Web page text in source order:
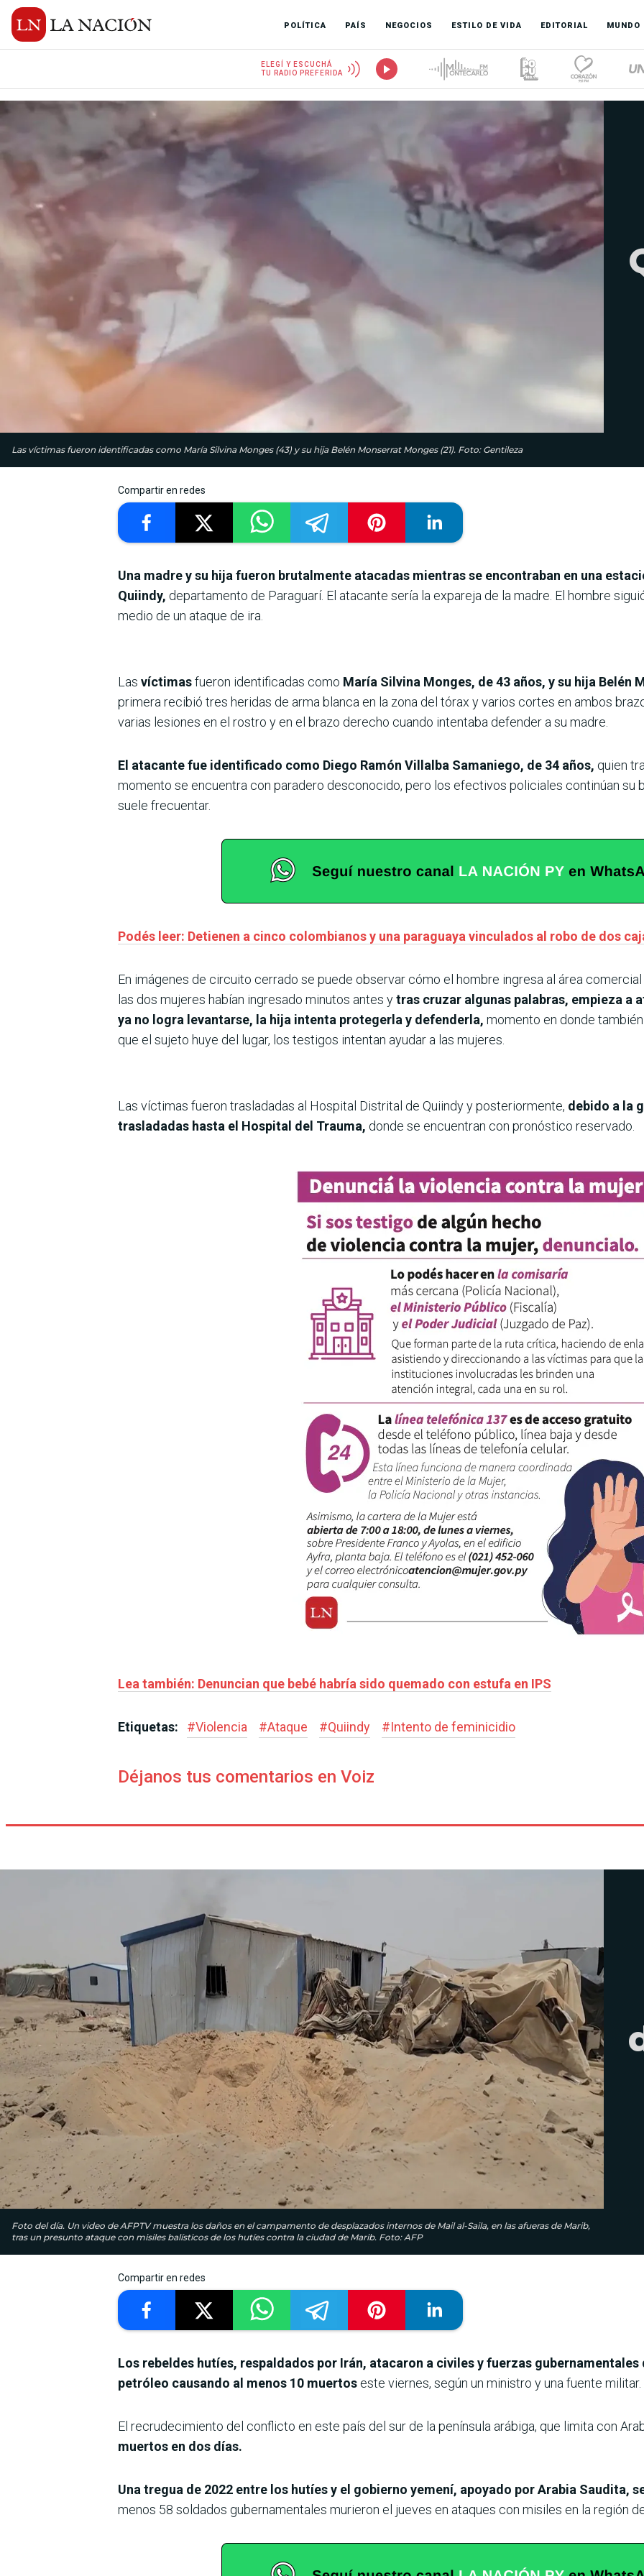
POLÍTICA PAÍS NEGOCIOS ESTILO DE VIDA EDITORIAL MUNDO
ELEGÍ Y ESCUCHÁ
TU RADIO PREFERIDA
Las víctimas fueron identificadas como María Silvina Monges (43) y su hija Belén Monserrat Monges (21). Foto: Gentileza
Compartir en redes
Una madre y su hija fueron brutalmente atacadas mientras se encontraban en una
Quiindy, departamento de Paraguarí. El atacante sería la expareja de la madre. El hombre
medio de un ataque de ira.
Las víctimasfueron identificadas como María Silvina Monges, de 43 años, y su hija Belén
primera recibió tres heridas de arma blanca en la zona del tórax y varios cortes en ambos
varias lesiones en el rostro y en el brazo derecho cuando intentaba defender a su madre.
El atacante fue identificado como Diego Ramón Villalba Samaniego, de 34 años, quien
momento se encuentra con paradero desconocido, pero los efectivos policiales continúan su
suele frecuentar.
Podés leer: Detienen a cinco colombianos y una paraguaya vinculados al robo de dos
En imágenes de circuito cerrado se puede observar cómo el hombre ingresa al área
las dos mujeres habían ingresado minutos antes ytras cruzar algunas palabras, empieza a
ya no logra levantarse, la hija intenta protegerla y defenderla, momento en donde
que el sujeto huye del lugar, los testigos intentan ayudar a las mujeres.
Las víctimas fueron trasladadas al Hospital Distrital de Quiindy y posteriormente, debido a la
trasladadas hasta el Hospital del Trauma, donde se encuentran con pronóstico reservado.
Lea también: Denuncian que bebé habría sido quemado con estufa en IPS
Etiquetas: #Violencia #Ataque #Quiindy #Intento de feminicidio
Déjanos tus comentarios en Voiz
Foto del día. Un video de AFPTV muestra los daños en el campamento de desplazados internos de Mail al-Saila, en las afueras de Marib,
tras un presunto ataque con misiles balísticos de los hutíes contra la ciudad de Marib. Foto: AFP
Compartir en redes
Los rebeldes hutíes, respaldados por Irán, atacaron a civiles y fuerzas gubernamentales
petróleo causando al menos 10 muertos este viernes, según un ministro y una fuente militar.
El recrudecimiento del conflicto en este país del sur de la península arábiga, que limita con
muertos en dos días.
Una tregua de 2022 entre los hutíes y el gobierno yemení, apoyado por Arabia Saudita,
menos 58 soldados gubernamentales murieron el jueves en ataques con misiles en la región